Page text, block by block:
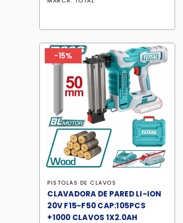
-15%
PISTOLAS DE CLAVOS
CLAVADORA DE PARED LI-ION
20V F15-F50 CAP:105PCS
+1000 CLAVOS 1X2.0AH